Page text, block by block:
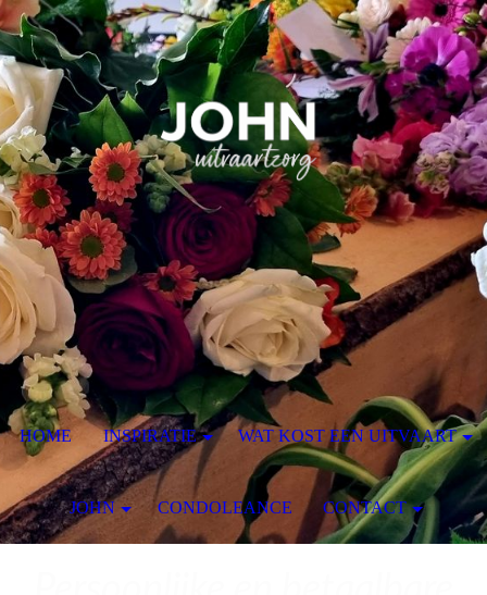
HOME INSPIRATIE WAT KOST EEN UITVAART
JOHN CONDOLEANCE CONTACT